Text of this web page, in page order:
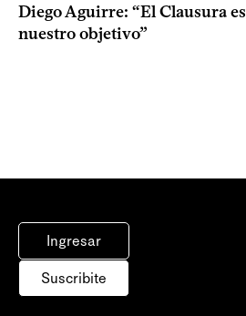
Diego Aguirre: “El Clausura es
nuestro objetivo”
Ingresar
Suscribite